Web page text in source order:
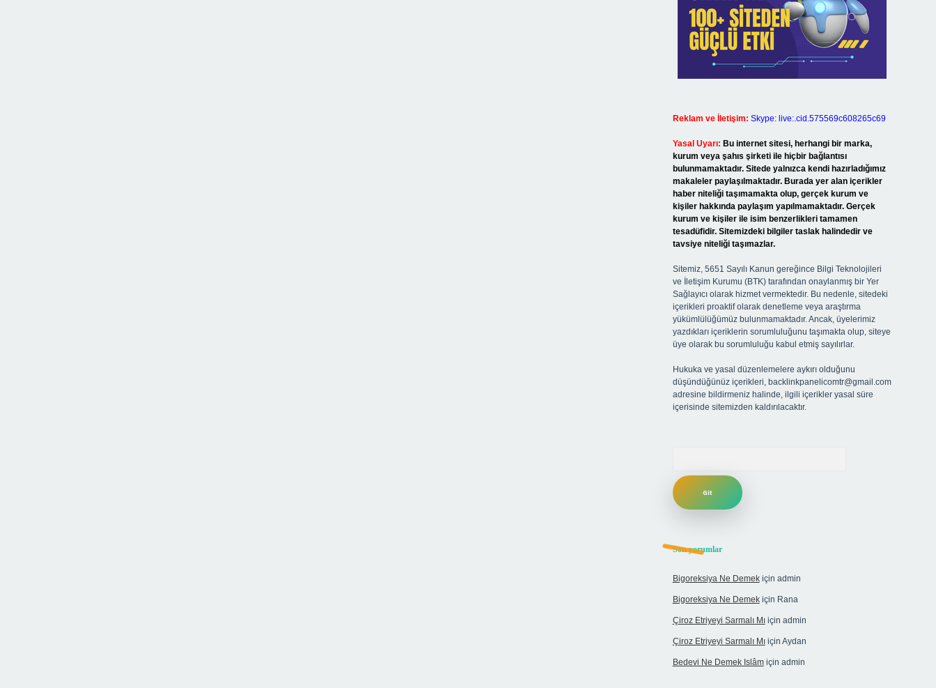
Reklam ve İletişim: Skype: live:.cid.575569c608265c69
Yasal Uyarı: Bu internet sitesi, herhangi bir marka,
kurum veya şahıs şirketi ile hiçbir bağlantısı
bulunmamaktadır. Sitede yalnızca kendi hazırladığımız
makaleler paylaşılmaktadır. Burada yer alan içerikler
haber niteliği taşımamakta olup, gerçek kurum ve
kişiler hakkında paylaşım yapılmamaktadır. Gerçek
kurum ve kişiler ile isim benzerlikleri tamamen
tesadüfidir. Sitemizdeki bilgiler taslak halindedir ve
tavsiye niteliği taşımazlar.
Sitemiz, 5651 Sayılı Kanun gereğince Bilgi Teknolojileri
ve İletişim Kurumu (BTK) tarafından onaylanmış bir Yer
Sağlayıcı olarak hizmet vermektedir. Bu nedenle, sitedeki
içerikleri proaktif olarak denetleme veya araştırma
yükümlülüğümüz bulunmamaktadır. Ancak, üyelerimiz
yazdıkları içeriklerin sorumluluğunu taşımakta olup, siteye
üye olarak bu sorumluluğu kabul etmiş sayılırlar.
Hukuka ve yasal düzenlemelere aykırı olduğunu
düşündüğünüz içerikleri, backlinkpanelicomtr@gmail.com
adresine bildirmeniz halinde, ilgili içerikler yasal süre
içerisinde sitemizden kaldırılacaktır.
Son yorumlar
Bigoreksiya Ne Demekiçin admin
Bigoreksiya Ne Demekiçin Rana
Çiroz Etriyeyi Sarmalı Mıiçin admin
Çiroz Etriyeyi Sarmalı Mıiçin Aydan
Bedevi Ne Demek Islâmiçin admin